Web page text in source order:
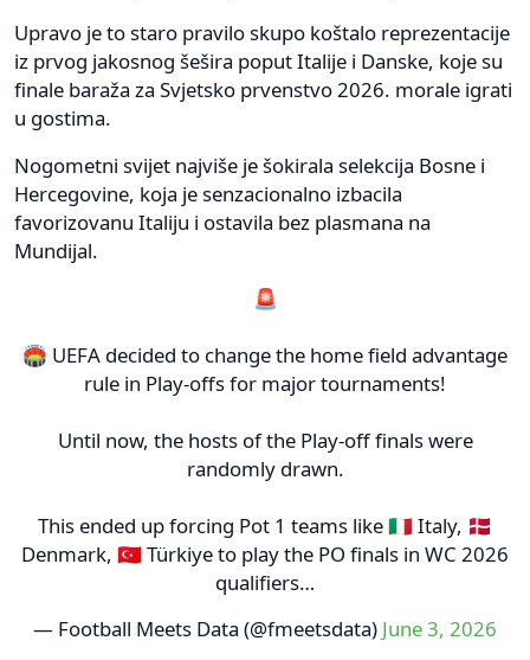
Upravo je to staro pravilo skupo koštalo reprezentacije
iz prvog jakosnog šešira poput Italije i Danske, koje su
finale baraža za Svjetsko prvenstvo 2026. morale igrati
u gostima.
Nogometni svijet najviše je šokirala selekcija Bosne i
Hercegovine, koja je senzacionalno izbacila
favorizovanu Italiju i ostavila bez plasmana na
Mundijal.
🚨
🏟️ UEFA decided to change the home field advantage
rule in Play-offs for major tournaments!
Until now, the hosts of the Play-off finals were
randomly drawn.
This ended up forcing Pot 1 teams like 🇮🇹 Italy, 🇩🇰
Denmark, 🇹🇷 Türkiye to play the PO finals in WC 2026
qualifiers…
— Football Meets Data (@fmeetsdata) June 3, 2026